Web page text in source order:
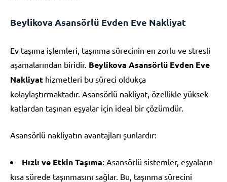
Beylikova Asansörlü Evden Eve Nakliyat
Ev taşıma işlemleri, taşınma sürecinin en zorlu ve stresli
aşamalarından biridir. Beylikova Asansörlü Evden Eve
Nakliyat hizmetleri bu süreci oldukça
kolaylaştırmaktadır. Asansörlü nakliyat, özellikle yüksek
katlardan taşınan eşyalar için ideal bir çözümdür.
Asansörlü nakliyatın avantajları şunlardır:
Hızlı ve Etkin Taşıma: Asansörlü sistemler, eşyaların
kısa sürede taşınmasını sağlar. Bu, taşınma sürecini